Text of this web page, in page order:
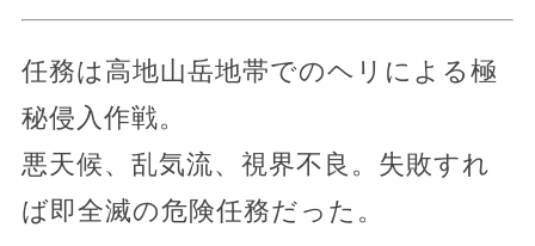
任務は高地山岳地帯でのヘリによる極
秘侵入作戦。
悪天候、乱気流、視界不良。失敗すれ
ば即全滅の危険任務だった。